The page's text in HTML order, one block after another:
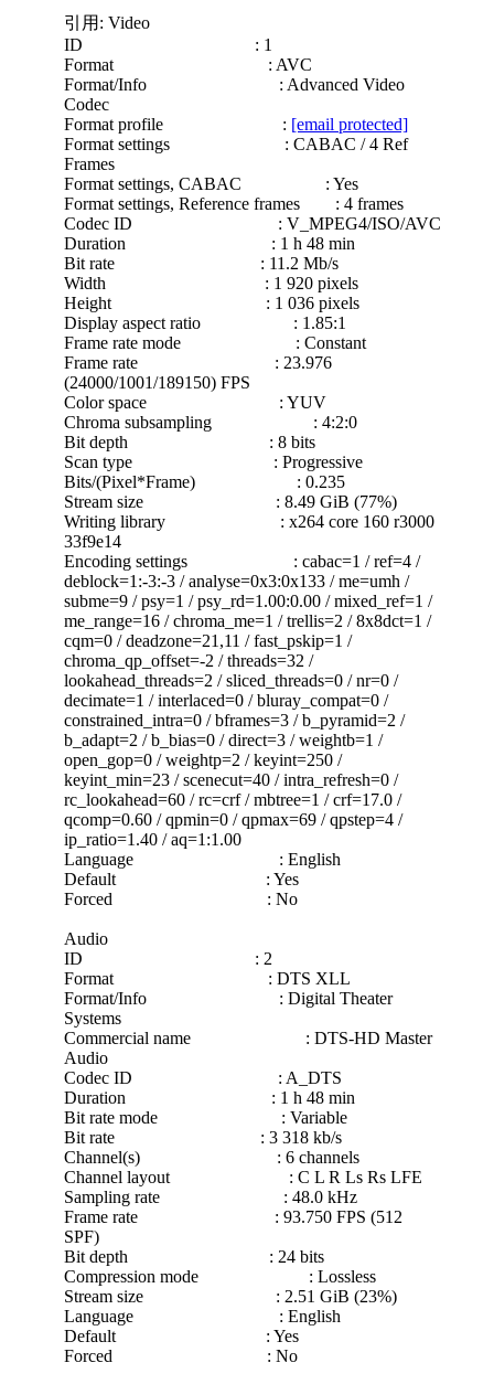
引用: Video
ID : 1
Format : AVC
Format/Info : Advanced Video
Codec
Format profile : [email protected]
Format settings : CABAC / 4 Ref
Frames
Format settings, CABAC : Yes
Format settings, Reference frames : 4 frames
Codec ID : V_MPEG4/ISO/AVC
Duration : 1 h 48 min
Bit rate : 11.2 Mb/s
Width : 1 920 pixels
Height : 1 036 pixels
Display aspect ratio : 1.85:1
Frame rate mode : Constant
Frame rate : 23.976
(24000/1001/189150) FPS
Color space : YUV
Chroma subsampling : 4:2:0
Bit depth : 8 bits
Scan type : Progressive
Bits/(Pixel*Frame) : 0.235
Stream size : 8.49 GiB (77%)
Writing library : x264 core 160 r3000
33f9e14
Encoding settings : cabac=1 / ref=4 /
deblock=1:-3:-3 / analyse=0x3:0x133 / me=umh /
subme=9 / psy=1 / psy_rd=1.00:0.00 / mixed_ref=1 /
me_range=16 / chroma_me=1 / trellis=2 / 8x8dct=1 /
cqm=0 / deadzone=21,11 / fast_pskip=1 /
chroma_qp_offset=-2 / threads=32 /
lookahead_threads=2 / sliced_threads=0 / nr=0 /
decimate=1 / interlaced=0 / bluray_compat=0 /
constrained_intra=0 / bframes=3 / b_pyramid=2 /
b_adapt=2 / b_bias=0 / direct=3 / weightb=1 /
open_gop=0 / weightp=2 / keyint=250 /
keyint_min=23 / scenecut=40 / intra_refresh=0 /
rc_lookahead=60 / rc=crf / mbtree=1 / crf=17.0 /
qcomp=0.60 / qpmin=0 / qpmax=69 / qpstep=4 /
ip_ratio=1.40 / aq=1:1.00
Language : English
Default : Yes
Forced : No
Audio
ID : 2
Format : DTS XLL
Format/Info : Digital Theater
Systems
Commercial name : DTS-HD Master
Audio
Codec ID : A_DTS
Duration : 1 h 48 min
Bit rate mode : Variable
Bit rate : 3 318 kb/s
Channel(s) : 6 channels
Channel layout : C L R Ls Rs LFE
Sampling rate : 48.0 kHz
Frame rate : 93.750 FPS (512
SPF)
Bit depth : 24 bits
Compression mode : Lossless
Stream size : 2.51 GiB (23%)
Language : English
Default : Yes
Forced : No